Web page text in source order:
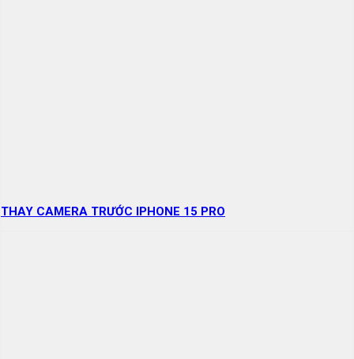
THAY CAMERA TRƯỚC IPHONE 15 PRO